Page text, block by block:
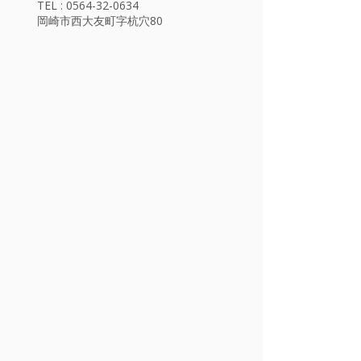
TEL : 0564-32-0634
岡崎市西大友町字杭穴80